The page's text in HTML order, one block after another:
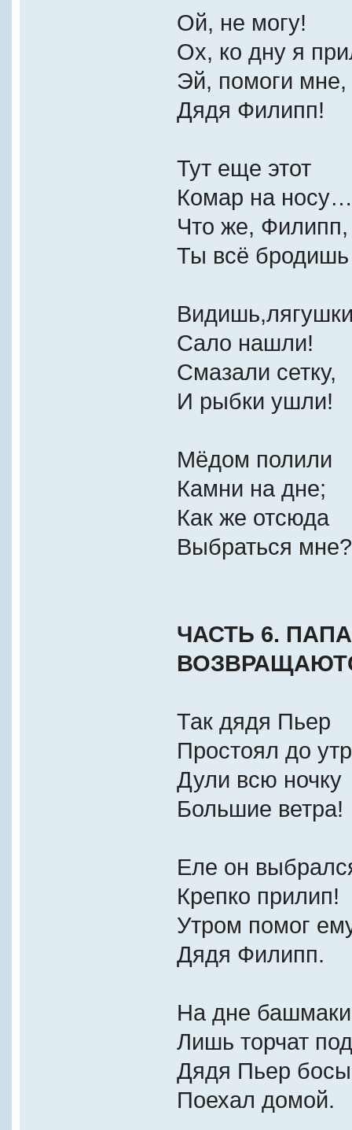
Ой, не могу!
Ох, ко дну я
Эй, помоги мне,
Дядя Филипп!
Тут еще этот
Комар на носу…
Что же, Филипп,
Ты всё бродишь
Сало нашли!
Смазали сетку,
И рыбки ушли!
Мёдом полили
Камни на дне;
Как же отсюда
Выбраться мне?
ЧАСТЬ 6.
Так дядя Пьер
Простоял до
Дули всю ночку
Большие ветра!
Еле он
Крепко прилип!
Утром помог
Дядя Филипп.
На дне башмаки
Лишь торчат
Дядя Пьер
Поехал домой.